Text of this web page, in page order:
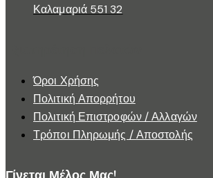
Καλαμαριά 551 32
Όροι Χρήσης
Πολιτική Απορρήτου
Πολιτική Επιστροφών / Αλλαγών
Τρόποι Πληρωμής / Αποστολής
Γίνεται Μέλος Μας!